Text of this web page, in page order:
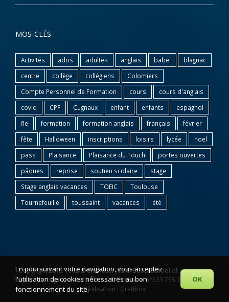
MOS-CLÉS
Activités ados adultes anglais babel
blagnac
centre
collège collégiens
Colomiers
Compte Personnel de Formation
cours
cours d'anglais
covid
CPF Cugnaux enfant enfants
espagnol
fle
formation formation anglais français
février
fête
Halloween inscriptions loisirs lycée
noel
pass
Plaisance Plaisance du Touch
portes ouvertes
pâques
reprise soutien scolaire
stage
Stage anglais vacances
TOEIC
Toulouse
Tournefeuille
toussaint vacances été
Copyright 2015 Tous droits réservés © Babel School of Languages
S.A.R.L. au capital de 4000€ - R.C.S. Toulouse n°533 755 294 00014 |
Réalisation : Grafibox
En poursuivant votre navigation, vous acceptez
l'utilisation de cookies nécessaires au bon
fonctionnement du site.
OK